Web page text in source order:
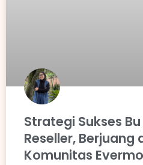
Strategi Sukses
Reseller, Berjuang
Komunitas